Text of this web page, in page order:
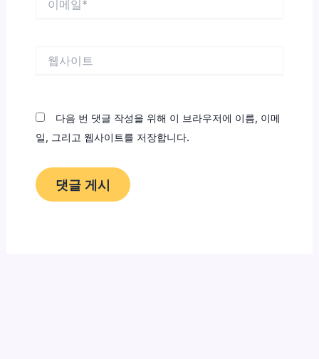
다음 번 댓글 작성을 위해 이 브라우저에 이름, 이메
일, 그리고 웹사이트를 저장합니다.